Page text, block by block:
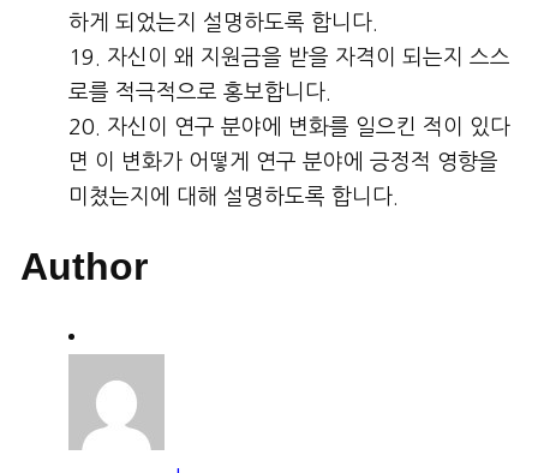
하게 되었는지 설명하도록 합니다.
자신이 왜 지원금을 받을 자격이 되는지 스스
로를 적극적으로 홍보합니다.
자신이 연구 분야에 변화를 일으킨 적이 있다
면 이 변화가 어떻게 연구 분야에 긍정적 영향을
미쳤는지에 대해 설명하도록 합니다.
Author